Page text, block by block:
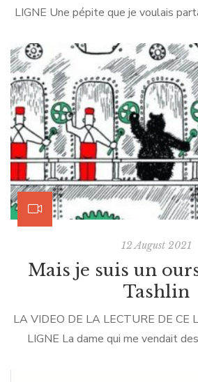
LIGNE Une pépite que je voulais
scotch 😆. – On aurait dit que je
toutes les fées et que je
12 August 2021
Mais je suis un
Tashlin
LA VIDEO DE LA LECTURE DE CE
LIGNE La dame qui me vendait